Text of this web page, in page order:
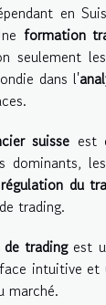
en
formation
seulement
dans l'
suisse est
dominants,
régulation du
trading.
tradingest
intuitive
marché.